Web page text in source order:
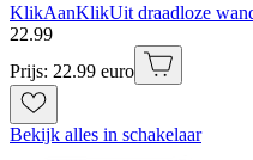
KlikAanKlikUit draadloze
22.99
Prijs: 22.99 euro
Bekijk alles in schakelaar